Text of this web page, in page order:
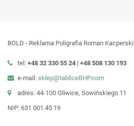
BOLD - Reklama Poligrafia Roman Kacperski
tel: +48 32 330 55 24 | +48 508 130 193
e-mail: sklep@tabliceBHP.com
adres: 44-100 Gliwice, Sowińskiego 11
NIP: 631 001 45 19